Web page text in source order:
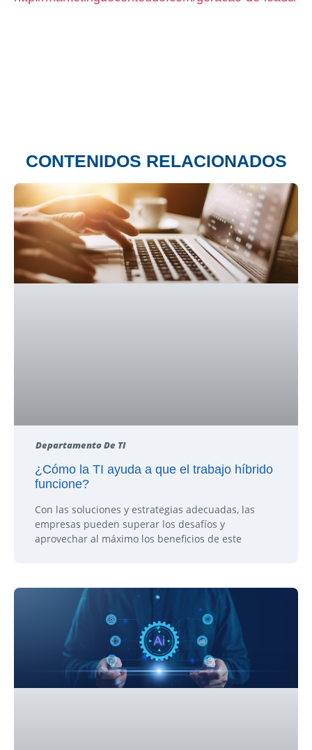
CONTENIDOS RELACIONADOS
Departamento De TI
¿Cómo la TI ayuda a que el trabajo híbrido
funcione?
Con las soluciones y estrategias adecuadas, las
empresas pueden superar los desafíos y
aprovechar al máximo los beneficios de este